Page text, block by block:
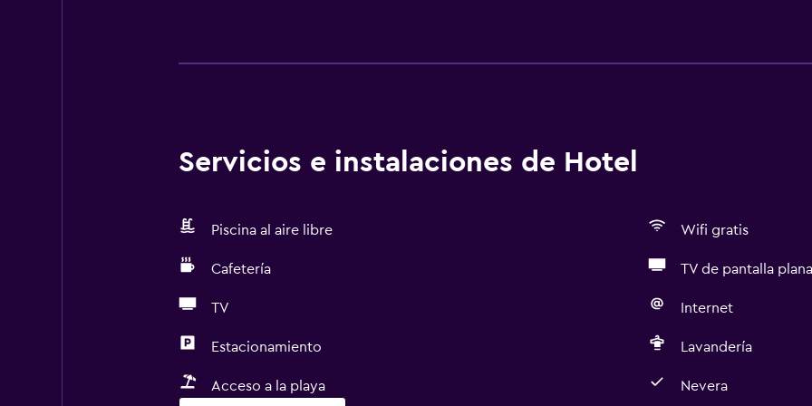
Servicios e instalaciones de Hotel
Piscina al aire libre Wifi gratis
Cafetería TV de pantalla plana
TV Internet
Estacionamiento Lavandería
Acceso a la playa Nevera